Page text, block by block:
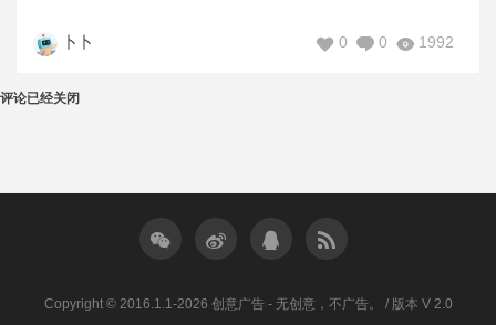
卜卜 1992
0
0
评论已经关闭
Copyright © 2016.1.1-2026 创意广告 - 无创意，不广告。 / 版本 V 2.0